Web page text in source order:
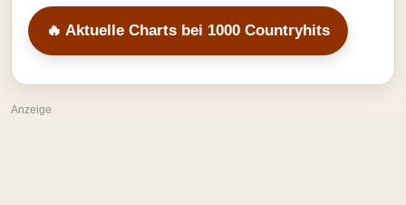
🔥 Aktuelle Charts bei 1000 Countryhits
Anzeige